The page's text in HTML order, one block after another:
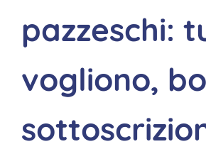
pazzeschi:
vogliono,